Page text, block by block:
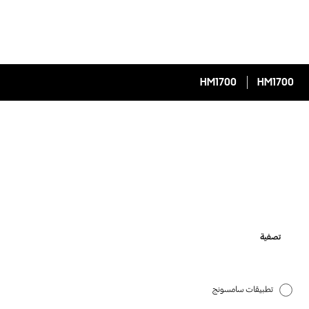
HM1700
HM1700
تصفية
تطبيقات سامسونج